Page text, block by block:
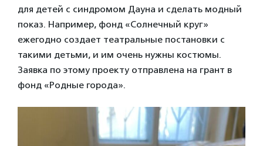
для детей с синдромом Дауна и сделать модный
показ. Например, фонд «Солнечный круг»
ежегодно создает театральные постановки с
такими детьми, и им очень нужны костюмы.
Заявка по этому проекту отправлена на грант в
фонд «Родные города».